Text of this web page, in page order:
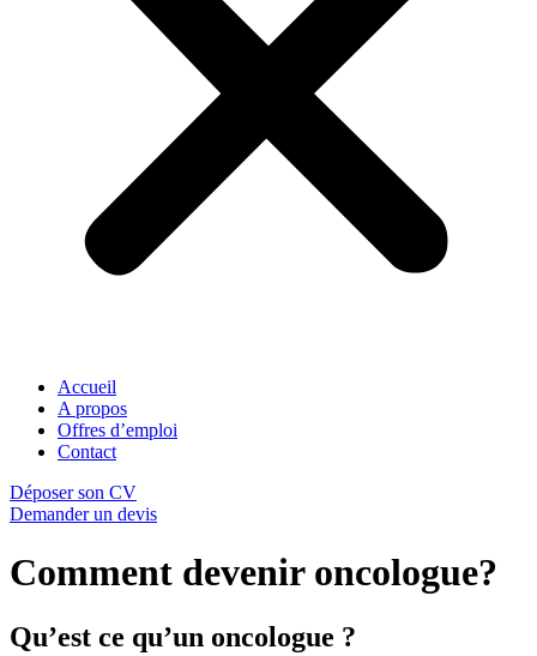
Accueil
A propos
Offres d’emploi
Contact
Déposer son CV
Demander un devis
Comment devenir oncologue?
Qu’est ce qu’un oncologue ?